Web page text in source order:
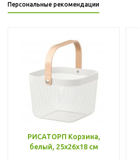
Персональные рекомендации
РИСАТОРП Корзина,
белый, 25x26x18 см